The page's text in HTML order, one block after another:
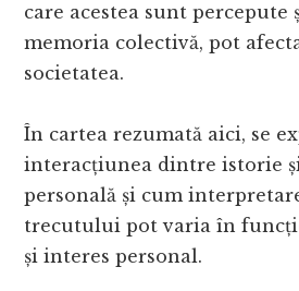
care acestea sunt percepute
memoria colectivă, pot
societatea.
În cartea rezumată aici, se
interacțiunea dintre istorie
personală și cum
trecutului pot varia în
și interes personal.